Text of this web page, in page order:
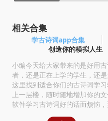
相关合集
学古诗词app合集
创造你的模拟人生
小编今天给大家带来的是好用
者，还是正在上学的学生，还
这里找到适合你们的古诗词学
上一层楼，随时随地增加你的
软件学习古诗词好的话而烦恼